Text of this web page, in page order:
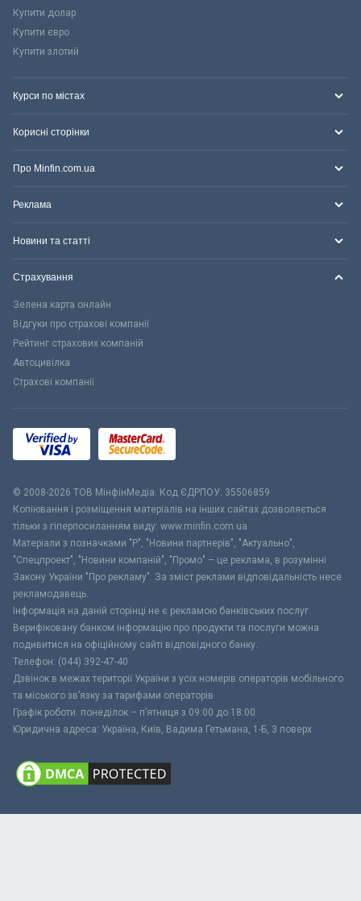
Купити долар
Купити євро
Купити злотий
Курси по містах
Корисні сторінки
Про Minfin.com.ua
Реклама
Новини та статті
Страхування
Зелена карта онлайн
Відгуки про страхові компанії
Рейтинг страхових компаній
Автоцивілка
Страхові компанії
© 2008-2026 ТОВ МiнфiнМедiа. Код ЄДРПОУ: 35506859
Копіювання і розміщення матеріалів на інших сайтах дозволяється
тільки з гіперпосиланням виду: www.minfin.com.ua
Матеріали з позначками "Р", "Новини партнерів", "Актуально",
"Спецпроект", "Новини компаній", "Промо" – це реклама, в розумінні
Закону України "Про рекламу". За зміст реклами відповідальність несе
рекламодавець.
Інформація на даній сторінці не є рекламою банківських послуг.
Верифіковану банком інформацію про продукти та послуги можна
подивитися на офіційному сайті відповідного банку.
Телефон: (044) 392-47-40
Дзвінок в межах території України з усіх номерів операторів мобільного
та міського зв’язку за тарифами операторів
Графік роботи: понеділок – п’ятниця з 09:00 до 18:00
Юридична адреса: Україна, Київ, Вадима Гетьмана, 1-Б, 3 поверх